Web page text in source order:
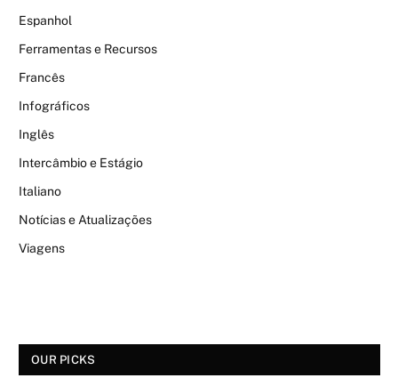
Espanhol
Ferramentas e Recursos
Francês
Infográficos
Inglês
Intercâmbio e Estágio
Italiano
Notícias e Atualizações
Viagens
OUR PICKS